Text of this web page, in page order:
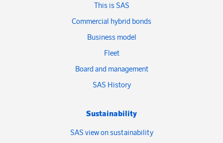
This is SAS
Commercial hybrid bonds
Business model
Fleet
Board and management
SAS History
Sustainability
SAS view on sustainability